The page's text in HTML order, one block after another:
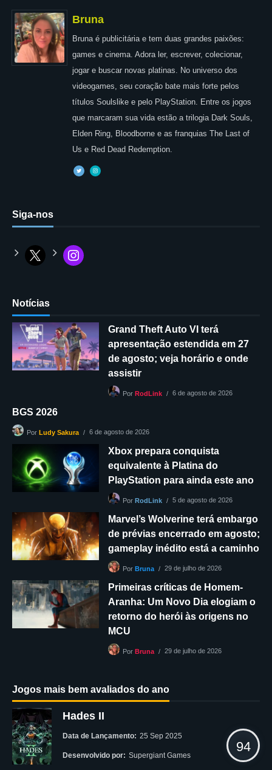
Bruna
Bruna é publicitária e tem duas grandes paixões:
games e cinema. Adora ler, escrever, colecionar,
jogar e buscar novas platinas. No universo dos
videogames, seu coração bate mais forte pelos
títulos Soulslike e pelo PlayStation. Entre os jogos
que marcaram sua vida estão a trilogia Dark Souls,
Elden Ring, Bloodborne e as franquias The Last of
Us e Red Dead Redemption.
Siga-nos
Notícias
Grand Theft Auto VI terá
apresentação estendida em 27
de agosto; veja horário e onde
assistir
Por RodLink 6 de agosto de 2026
BGS 2026
Por Ludy Sakura 6 de agosto de 2026
Xbox prepara conquista
equivalente à Platina do
PlayStation para ainda este ano
Por RodLink 5 de agosto de 2026
Marvel’s Wolverine terá embargo
de prévias encerrado em agosto;
gameplay inédito está a caminho
Por Bruna 29 de julho de 2026
Primeiras críticas de Homem-
Aranha: Um Novo Dia elogiam o
retorno do herói às origens no
MCU
Por Bruna 29 de julho de 2026
Jogos mais bem avaliados do ano
Hades II
Data de Lançamento: 25 Sep 2025
Desenvolvido por: Supergiant Games
94